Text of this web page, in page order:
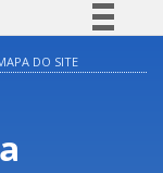
informação
DO SITE